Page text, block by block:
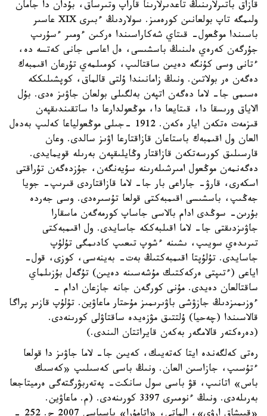
قازاق باتىرلارىنىڭ تاعدىرلارىنا قاراپ وتىرساق، بۇدان دا جامان
ولىمگە تاپ بولعانىن كورەمىز. سولاردىڭ ءبىرى XIX عاسىر
باسىندا موڭعول- قىتاي شەكاراسىندا ەركىن ءومىر ءسۇرىپ
جۇرگەن كەرەي ەلىنىڭ باسشىسى، ەل اعاسى جانى كەتسە دە،
ءتانى وسى كۇنگە دەيىن ساقتالىپ، كومىلمەي تۇرعان اقىمبەك
دەگەن ەر بولاتىن. ونىڭ زامانىندا ۇلتى قالماق، كوپشىلىككە
ەسىمى جا- لاما دەگەن اتپەن بەلگىلى بولعان جاۋىز ەدى. بۇل
الاياق ورىسقا دا، قىتايعا دا، موڭعولدارعا دا ساتقىندىقپەن
قىزمەت ەتكەن ايار ەكەن. 1912 -جىلى موڭعولياعا كەلىپ بەدەل
العان ول اقىمبەك باستاعان قازاقتارعا اۋىز سالدى. وعان
قارسىلىق كورسەتكەن قازاقتار وڭايلىقپەن بەرىلە قويمايدى.
دەگەنمەن موڭعول امىرشىلەرىنە سۇيەنگەن، جۇزدەگەن تۇراقتى
اسكەرى، قارۋ- جاراعى بار جا- لاما قازاقتاردى قىرىپ- جويا
جەڭىپ، باسشىسى اقىمبەكتى قولعا تۇسىرەدى. وسى جەردە
بۇرىن- سوڭدى ادام بالاسى جاساپ كورمەگەن ماسقارا
جاۋىزدىقتى جا- لاما اقىلبەككە جاسايدى. ول اقىمبەكتى
تىرىدەي سويىپ، ىشىنە ءشوپ تىعىپ كادىمگى تۇلۇپ
جاسايدى. تۇلۇپتا اقىمبەكتىڭ بەت- بەينەسى، كوزى، قول-
اياعى (ءتىپتى ەركەكتىك مۇشەسىنە دەيىن) تۇگەل بۇزىلماي
ساقتالعان دەيدى. مۇنى كورگەن جانە جازعان ادام -
ءوزىمىزدىڭ جازۋشى باۋىرىمىز مۇحتار ماعاۋين. تۇلۇپ قازىر پراگا
قالاسىندا (چەحيا) ۇلتتىق مۋزەيدە ساقتاۋلى كورىنەدى.
(دەرەكتەر قالامگەر بەكەن قايراتتان الىندى.)
رەتى كەلگەندە ايتا كەتەيىك، كەيىن جا- لاما جاۋىز دا قولعا
ءتۇسىپ، جازاسىن العان. ونىڭ باسى كەسىلىپ «كەسىك
باس» اتانىپ، قۋ باسى سول سانكت- پەتەربۋرگتەگى ەرميتاجعا
بەرىلەدى. ونىڭ ءنومىرى 3397 كورىنەدى. (م. ماعاۋين.